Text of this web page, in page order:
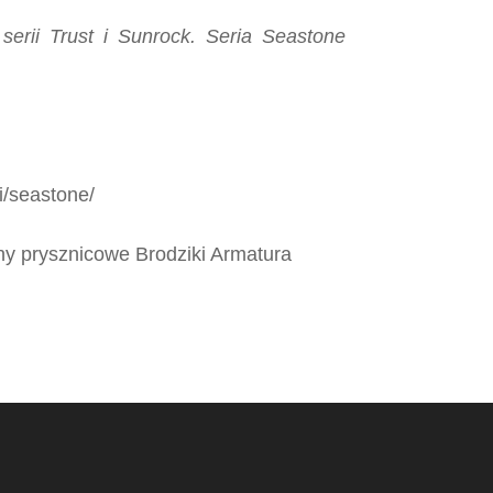
Trust i Sunrock. Seria Seastone
seastone/
prysznicowe Brodziki Armatura